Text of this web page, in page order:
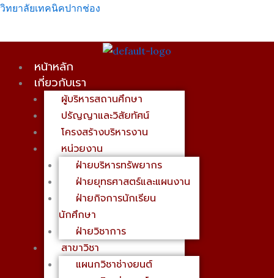
Skip
content
วิทยาลัยเทคนิคปากช่อง
เมนู
หน้าหลัก
เกี่ยวกับเรา
ผู้บริหารสถานศึกษา
ปรัญญาและวิสัยทัศน์
โครงสร้างบริหารงาน
หน่วยงาน
ฝ่ายบริหารทรัพยากร
ฝ่ายยุทธศาสตร์และแผนงาน
ฝ่ายกิจการนักเรียน
นักศึกษา
ฝ่ายวิชาการ
สาขาวิชา
แผนกวิชาช่างยนต์